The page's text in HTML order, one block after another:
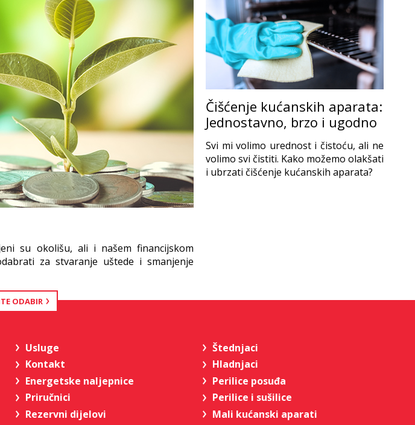
su okolišu, ali i našem financijskom
za stvaranje uštede i smanjenje
Čišćenje kućanskih aparata:
Jednostavno, brzo i ugodno
Svi mi volimo urednost i čistoću, ali ne
volimo svi čistiti. Kako možemo olakšati
i ubrzati čišćenje kućanskih aparata?
ODABIR
Usluge
Kontakt
Energetske naljepnice
Priručnici
Rezervni dijelovi
Štednjaci
Hladnjaci
Perilice posuđa
Perilice i sušilice
Mali kućanski aparati